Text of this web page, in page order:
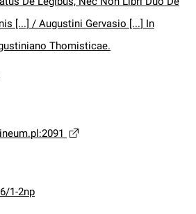
[...] / Augustini Gervasio [...] In
Thomisticae.
1-2np